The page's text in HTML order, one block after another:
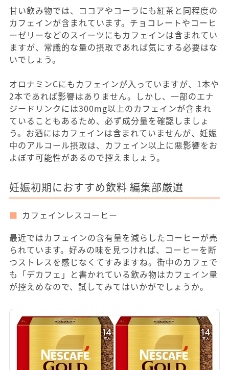
甘い飲み物では、ココアやコーラにも紅茶と同程度の
カフェインが含まれています。チョコレートやコーヒ
ーゼリーなどのスイーツにもカフェインは含まれてい
ますが、常識的な量の摂取であれば気にする必要はな
いでしょう。
オロナミンCにもカフェインが入っていますが、1本や
2本であれば影響はありません。しかし、一部のエナ
ジードリンクには300mg以上のカフェインが含まれ
ていることもあるため、必ず成分量を確認しましょ
う。お酒にはカフェインは含まれていませんが、妊娠
中のアルコール摂取は、カフェイン以上に悪影響をお
よぼす可能性があるので控えましょう。
妊娠初期におすすめ飲料 編集部厳選
カフェインレスコーヒー
最近ではカフェインの含有量を減らしたコーヒーが売
られています。好みの味を見つければ、コーヒーを断
つストレスを感じなくてすみますね。街中のカフェで
も「デカフェ」と書かれている飲み物はカフェイン量
が控えめなので、試してみてはいかがでしょうか。